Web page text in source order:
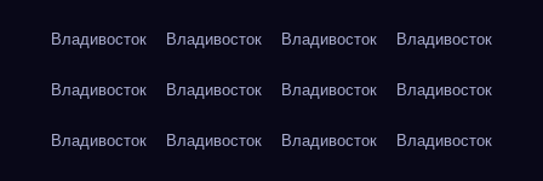
Владивосток Владивосток Владивосток Владивосток
Владивосток Владивосток Владивосток Владивосток
Владивосток Владивосток Владивосток Владивосток